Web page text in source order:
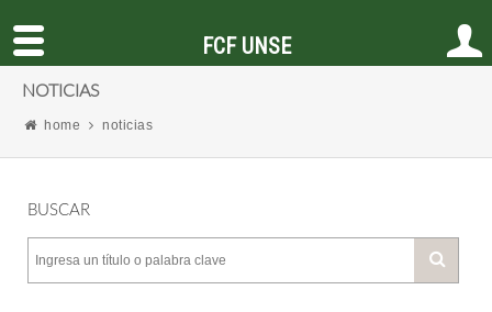
NOTICIAS
home noticias
BUSCAR
FCF UNSE